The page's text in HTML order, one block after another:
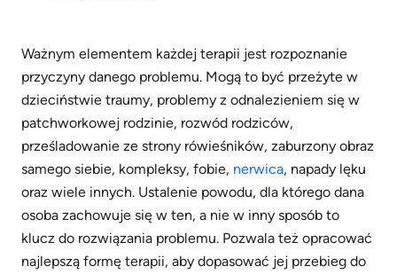
Ważnym elementem każdej terapii jest rozpoznanie
przyczyny danego problemu. Mogą to być przeżyte w
dzieciństwie traumy, problemy z odnalezieniem się w
patchworkowej rodzinie, rozwód rodziców,
prześladowanie ze strony rówieśników, zaburzony obraz
samego siebie, kompleksy, fobie, nerwica, napady lęku
oraz wiele innych. Ustalenie powodu, dla którego dana
osoba zachowuje się w ten, a nie w inny sposób to
klucz do rozwiązania problemu. Pozwala też opracować
najlepszą formę terapii, aby dopasować jej przebieg do